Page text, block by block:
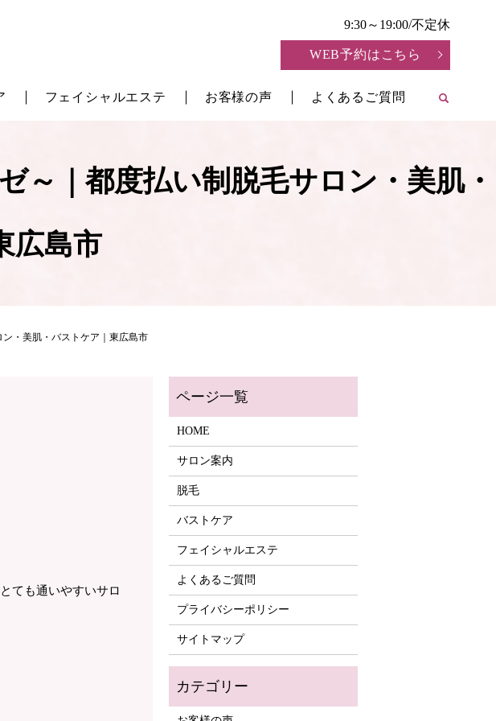
9:30～19:00/不定休
WEB予約はこちら
フェイシャルエステ お客様の声 よくあるご質問 search
～｜都度払い制脱毛サロン・美肌・
広島市
・美肌・バストケア｜東広島市
ても通いやすいサロ
HOME
サロン案内
脱毛
バストケア
フェイシャルエステ
よくあるご質問
プライバシーポリシー
サイトマップ